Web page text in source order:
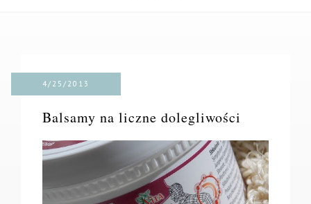
4/25/2013
Balsamy na liczne dolegliwości